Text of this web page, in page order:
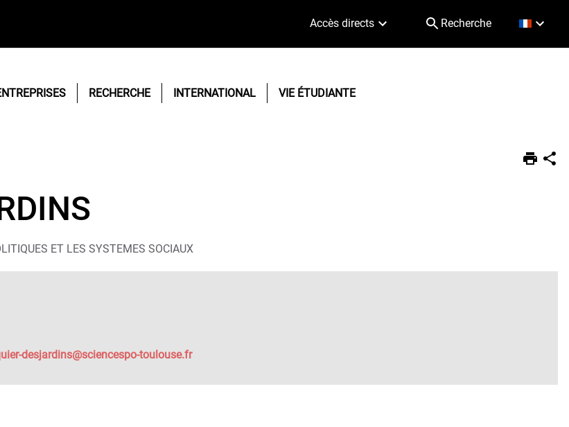
Accès directs
Recherche
RECHERCHE INTERNATIONAL VIE ÉTUDIANTE
ET LES SYSTEMES SOCIAUX
desjardins@sciencespo-toulouse.fr